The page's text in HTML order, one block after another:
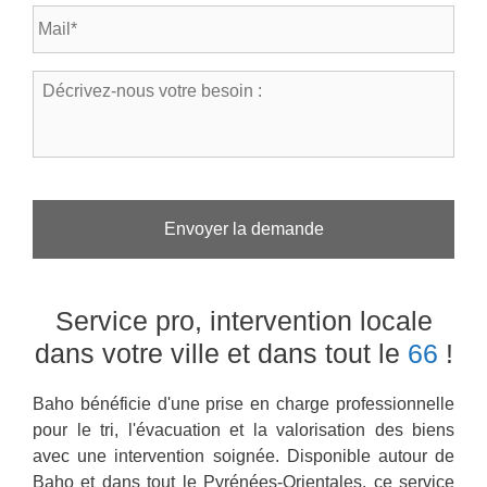
a
*
p
h
o
n
a
D
-
v
t
r
e
b
Service pro, intervention locale
dans votre ville et dans tout le 66 !
Baho bénéficie d'une prise en charge professionnelle
pour le tri, l'évacuation et la valorisation des biens
avec une intervention soignée. Disponible autour de
Baho et dans tout le Pyrénées-Orientales, ce service